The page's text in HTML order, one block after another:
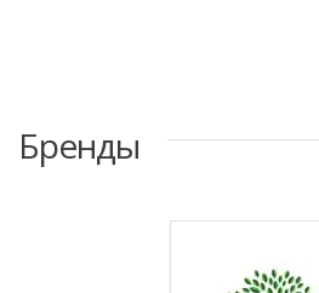
Бренды